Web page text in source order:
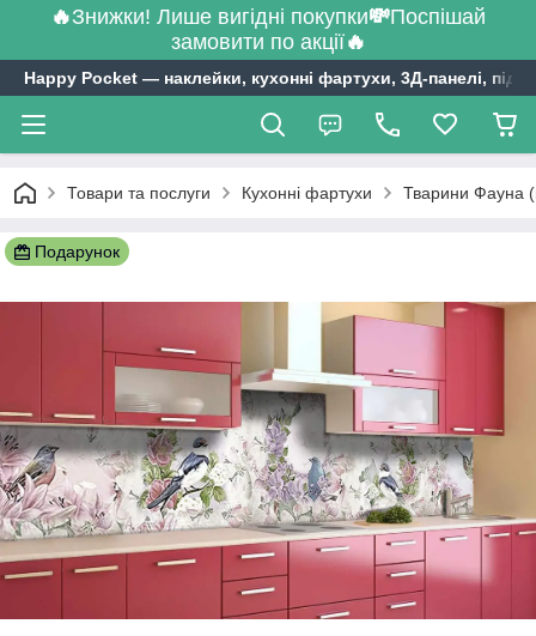
🔥Знижки! Лише вигідні покупки💸Поспішай
замовити по акції🔥
Happy Pocket ― наклейки, кухонні фартухи, 3Д-панелі,
Товари та послуги Кухонні фартухи Тварини Фауна
Подарунок